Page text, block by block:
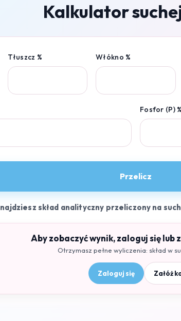
Kalkulator
Tłuszcz % Włókno %
Fosfor (P) %
Przelicz
skład analityczny przeliczony na
Aby zobaczyć wynik, zaloguj się lub
Otrzymasz pełne wyliczenia: skład w
Zaloguj się Załóż